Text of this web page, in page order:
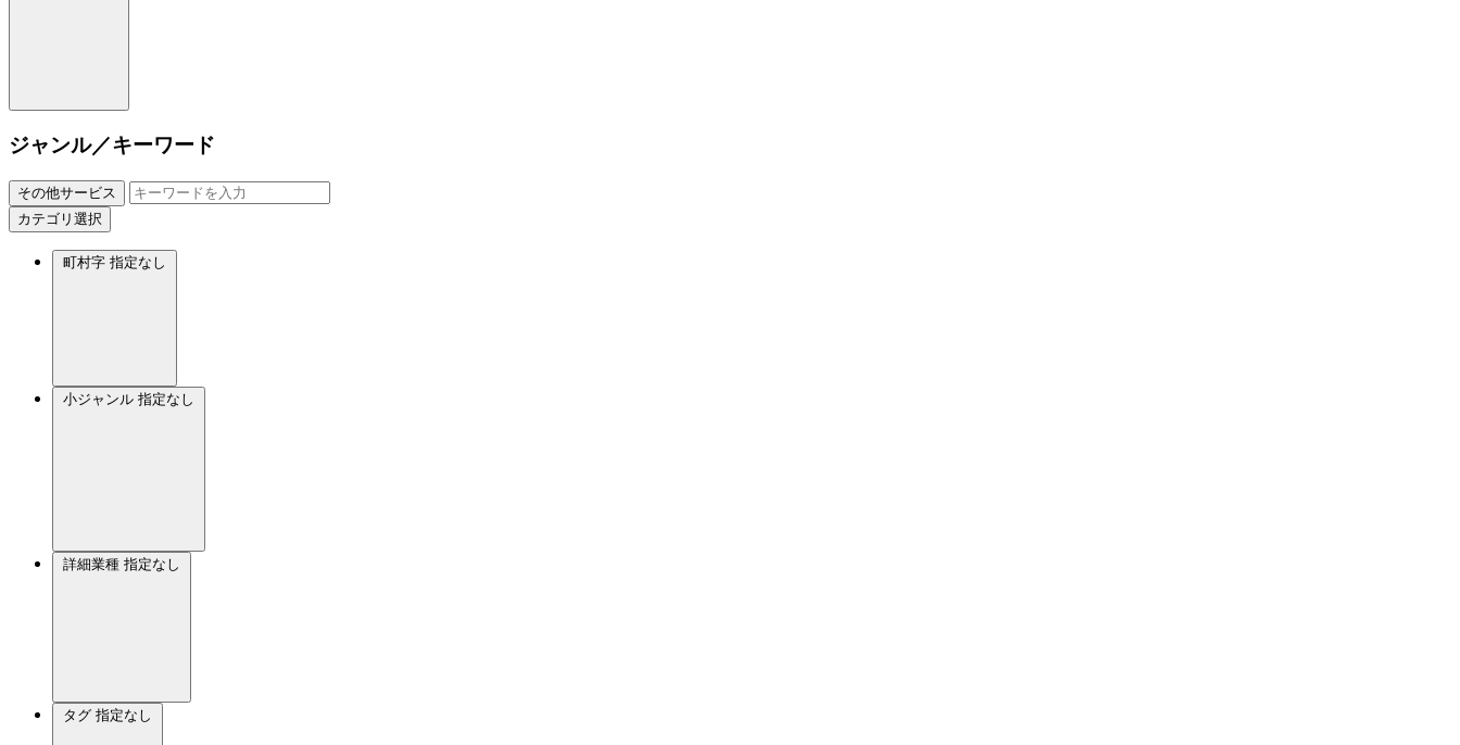
ジャンル／キーワード
その他サービス
カテゴリ選択
町村字 指定なし
小ジャンル 指定なし
詳細業種 指定なし
タグ 指定なし